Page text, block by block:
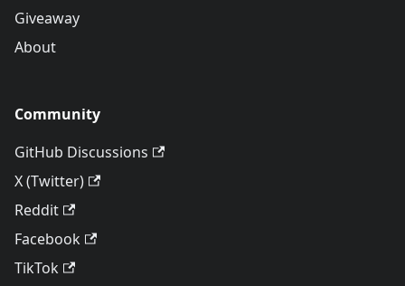
Giveaway
About
Community
GitHub Discussions
X (Twitter)
Reddit
Facebook
TikTok